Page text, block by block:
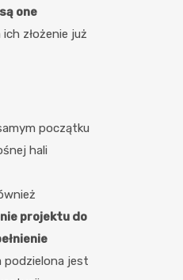
są one
złożenie już
początku
hali
projektu do
podzielona jest